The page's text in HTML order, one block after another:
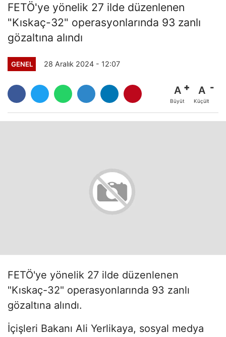
FETÖ'ye yönelik 27 ilde düzenlenen
"Kıskaç-32" operasyonlarında 93 zanlı
gözaltına alındı
GENEL 28 Aralık 2024 - 12:07
A
Büyüt
A
Küçült
FETÖ'ye yönelik 27 ilde düzenlenen
"Kıskaç-32" operasyonlarında 93 zanlı
gözaltına alındı.
İçişleri Bakanı Ali Yerlikaya, sosyal medya